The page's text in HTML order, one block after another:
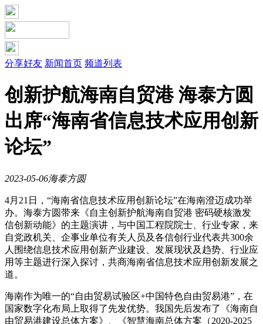
分享好友 新闻首页 频道列表
创新护航海南自贸港 海泰方圆
出席“海南省信息技术应用创新
论坛”
2023-05-06海泰方圆
4月21日，“海南省信息技术应用创新论坛”在海南澄迈成功举
办。海泰方圆带来《自主创新护航海南自贸港 密码硬核激发
信创新动能》的主题演讲，与中国工程院院士、行业专家，来
自党政机关、企事业单位有关人员及各信创行业代表共300余
人围绕信息技术应用创新产业建设、发展现状及趋势、行业应
用等主题进行深入探讨，共商海南省信息技术应用创新发展之
道。
海南作为唯一的“自由贸易试验区+中国特色自由贸易港”，在
国家数字化布局上取得了先发优势。我国先后发布了《海南自
由贸易港建设总体方案》、《智慧海南总体方案（2020-2025